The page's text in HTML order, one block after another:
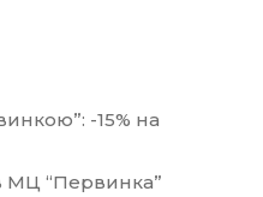
-15% на
МЦ “Первинка”